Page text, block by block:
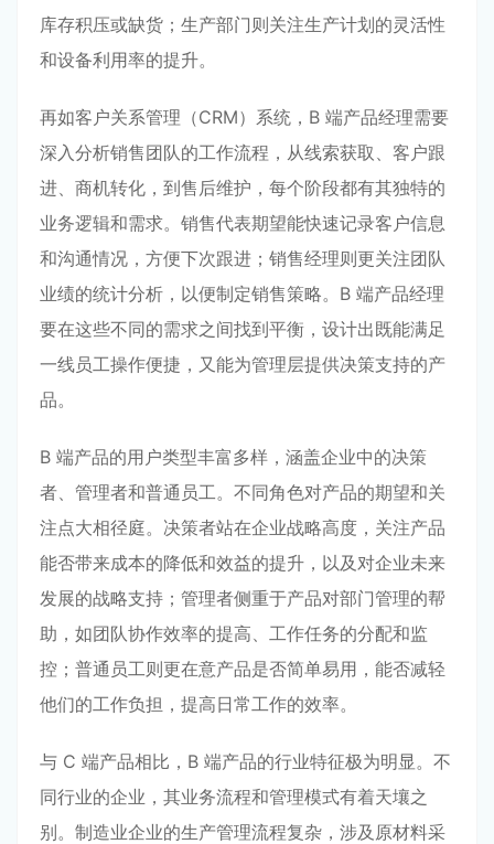
库存积压或缺货；生产部门则关注生产计划的灵活性
和设备利用率的提升。
再如客户关系管理（CRM）系统，B 端产品经理需要
深入分析销售团队的工作流程，从线索获取、客户跟
进、商机转化，到售后维护，每个阶段都有其独特的
业务逻辑和需求。销售代表期望能快速记录客户信息
和沟通情况，方便下次跟进；销售经理则更关注团队
业绩的统计分析，以便制定销售策略。B 端产品经理
要在这些不同的需求之间找到平衡，设计出既能满足
一线员工操作便捷，又能为管理层提供决策支持的产
品。
B 端产品的用户类型丰富多样，涵盖企业中的决策
者、管理者和普通员工。不同角色对产品的期望和关
注点大相径庭。决策者站在企业战略高度，关注产品
能否带来成本的降低和效益的提升，以及对企业未来
发展的战略支持；管理者侧重于产品对部门管理的帮
助，如团队协作效率的提高、工作任务的分配和监
控；普通员工则更在意产品是否简单易用，能否减轻
他们的工作负担，提高日常工作的效率。
与 C 端产品相比，B 端产品的行业特征极为明显。不
同行业的企业，其业务流程和管理模式有着天壤之
别。制造业企业的生产管理流程复杂，涉及原材料采